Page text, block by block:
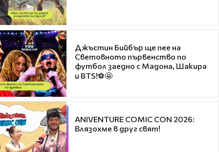
Джъстин Бийбър ще пее на
Световното първенство по
футбол заедно с Мадона, Шакира
и BTS!⚽🤩
ANIVENTURE COMIC CON 2026:
Влязохме в друг свят!